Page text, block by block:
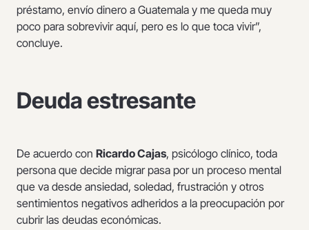
préstamo, envío dinero a Guatemala y me queda muy
poco para sobrevivir aquí, pero es lo que toca vivir”,
concluye.
Deuda estresante
De acuerdo con Ricardo Cajas, psicólogo clínico, toda
persona que decide migrar pasa por un proceso mental
que va desde ansiedad, soledad, frustración y otros
sentimientos negativos adheridos a la preocupación por
cubrir las deudas económicas.